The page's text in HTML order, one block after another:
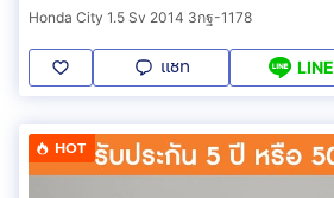
Honda City 1.5 Sv 2014 3กฐ-1178
แชท LINE
HOT